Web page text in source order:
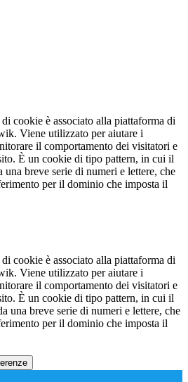
cookie è associato alla piattaforma di
Viene utilizzato per aiutare i
il comportamento dei visitatori e
È un cookie di tipo pattern, in cui il
breve serie di numeri e lettere, che
per il dominio che imposta il
cookie è associato alla piattaforma di
Viene utilizzato per aiutare i
il comportamento dei visitatori e
È un cookie di tipo pattern, in cui il
una breve serie di numeri e lettere, che
per il dominio che imposta il